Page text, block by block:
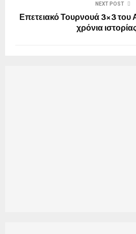
NEXT POST
Επετειακό Τουρνουά 3×3 του
χρόνια